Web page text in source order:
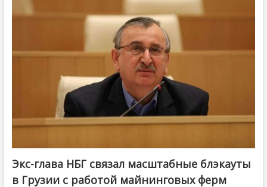
Экс-глава НБГ связал масштабные блэкауты
в Грузии с работой майнинговых ферм